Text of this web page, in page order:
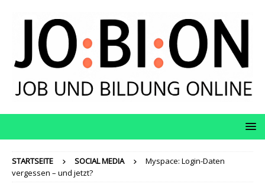
STARTSEITE SOCIAL MEDIA
Myspace: Login-Daten
vergessen – und jetzt?